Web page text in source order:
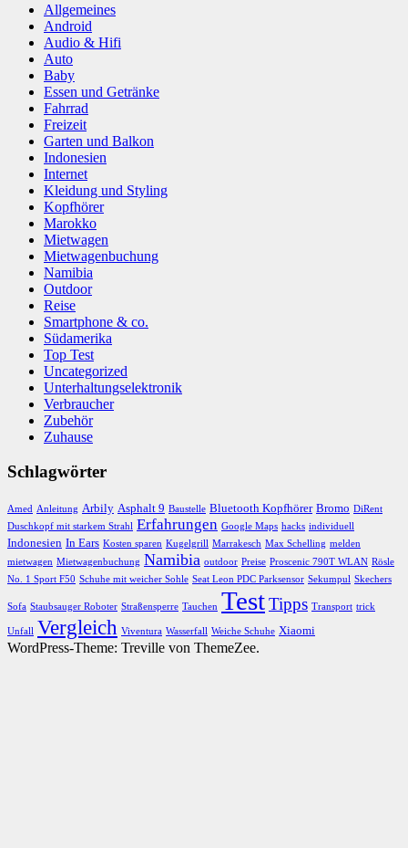
Allgemeines
Android
Audio & Hifi
Auto
Baby
Essen und Getränke
Fahrrad
Freizeit
Garten und Balkon
Indonesien
Internet
Kleidung und Styling
Kopfhörer
Marokko
Mietwagen
Mietwagenbuchung
Namibia
Outdoor
Reise
Smartphone & co.
Südamerika
Top Test
Uncategorized
Unterhaltungselektronik
Verbraucher
Zubehör
Zuhause
Schlagwörter
Amed Anleitung Arbily Asphalt 9 Baustelle Bluetooth Kopfhörer Bromo DiRent
Duschkopf mit starkem Strahl Erfahrungen Google Maps hacks individuell
Indonesien In Ears Kosten sparen Kugelgrill Marrakesch Max Schelling melden
mietwagen Mietwagenbuchung Namibia outdoor Preise Proscenic 790T WLAN Rösle
No. 1 Sport F50 Schuhe mit weicher Sohle Seat Leon PDC Parksensor Sekumpul Skechers
Sofa Staubsauger Roboter Straßensperre Tauchen TestTipps Transport trick
Unfall Vergleich Viventura Wasserfall Weiche Schuhe Xiaomi
WordPress-Theme: Treville von ThemeZee.